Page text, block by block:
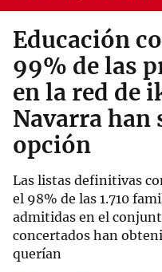
Educación
99% de las
en la red de
Navarra han
opción
Las listas definitivas
el 98% de las 1.710
admitidas en el
concertados han
querían